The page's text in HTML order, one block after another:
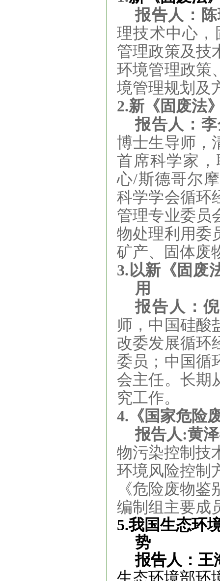
报告人：
理技术中心
管理政策及技
环境管理政策
境管理规划及
2.新《固废法
报告人：
博士生导师，
首席科学家
心/斯德哥尔
科学学会循环
管理专业委员
物处理利用委
矿产、固体废
3. 以新《固废
用
报告人：
师，中国硅酸
改委发展循环
委员；中国循
会主任。长期
究工作。
4. 《国家危险
报告人:黄
物污染控制技
环境风险控制
《危险废物
编制组主要成
5.我国生态环
势
报告人：王